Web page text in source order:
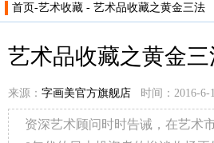
首页-艺术收藏 - 艺术品收藏之黄金三法
艺术品收藏之黄金三
来源： 字画美官方旗舰店 时间：2016-6-
资深艺术顾问时时告诫，在艺术